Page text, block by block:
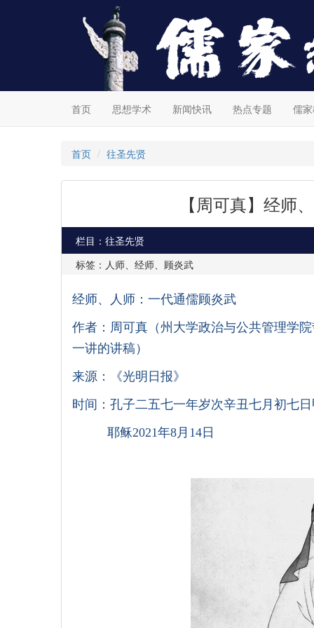
首页 思想学术 新闻快讯 热点专题 儒
首页 往圣先贤
【周可真】经师
栏目：往圣先贤
标签：人师、经师、顾炎武
经师、人师：一代通儒顾炎武
作者：周可真（州大学政治与公共管理学
一讲的讲稿）
来源：《光明日报》
时间：孔子二五七一年岁次辛丑七月初七
耶稣2021年8月14日